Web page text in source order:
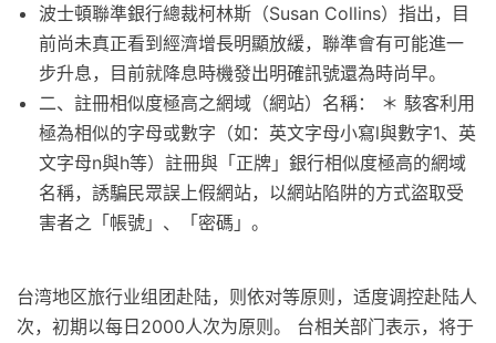
波士頓聯準銀行總裁柯林斯（Susan Collins）指出，目
前尚未真正看到經濟增長明顯放緩，聯準會有可能進一
步升息，目前就降息時機發出明確訊號還為時尚早。
二、註冊相似度極高之網域（網站）名稱： ＊ 駭客利用
極為相似的字母或數字（如：英文字母小寫l與數字1、英
文字母n與h等）註冊與「正牌」銀行相似度極高的網域
名稱，誘騙民眾誤上假網站，以網站陷阱的方式盜取受
害者之「帳號」、「密碼」。
台湾地区旅行业组团赴陆，则依对等原则，适度调控赴陆人
次，初期以每日2000人次为原则。 台相关部门表示，将于